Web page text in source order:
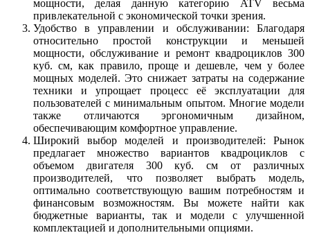
мощности, делая данную категорию ATV весьма
привлекательной с экономической точки зрения.
Удобство в управлении и обслуживании: Благодаря
относительно простой конструкции и меньшей
мощности, обслуживание и ремонт квадроциклов 300
куб. см, как правило, проще и дешевле, чем у более
мощных моделей. Это снижает затраты на содержание
техники и упрощает процесс её эксплуатации для
пользователей с минимальным опытом. Многие модели
также отличаются эргономичным дизайном,
обеспечивающим комфортное управление.
Широкий выбор моделей и производителей: Рынок
предлагает множество вариантов квадроциклов с
объемом двигателя 300 куб. см от различных
производителей, что позволяет выбрать модель,
оптимально соответствующую вашим потребностям и
финансовым возможностям. Вы можете найти как
бюджетные варианты, так и модели с улучшенной
комплектацией и дополнительными опциями.